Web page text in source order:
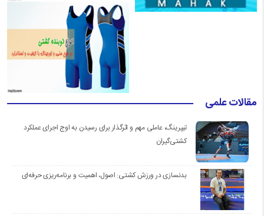
مقالات علمی
تیپرینگ، عاملی مهم و اثرگذار برای رسیدن به اوج اجرای عملکرد
کشتی‌گیران
بدنسازی در ورزش کشتی: اصول، اهمیت و برنامه‌ریزی حرفه‌ای